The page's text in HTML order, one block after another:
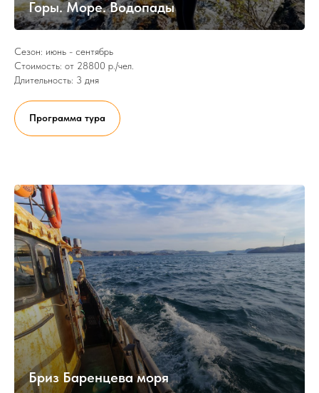
Горы. Море. Водопады
Сезон: июнь - сентябрь
Стоимость: от 28800 р./чел.
Длительность: 3 дня
Программа тура
Бриз Баренцева моря